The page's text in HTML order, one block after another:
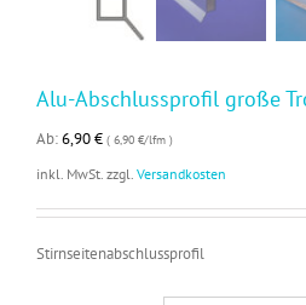
Alu-Abschlussprofil große
Ab:6,90€ ( 6,90 €/lfm )
inkl. MwSt. zzgl. Versandkosten
Stirnseitenabschlussprofil